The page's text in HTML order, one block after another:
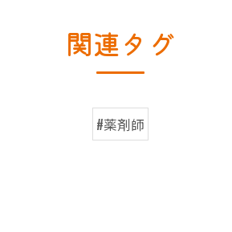
関連タグ
#薬剤師